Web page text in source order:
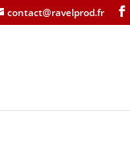
contact@ravelprod.fr